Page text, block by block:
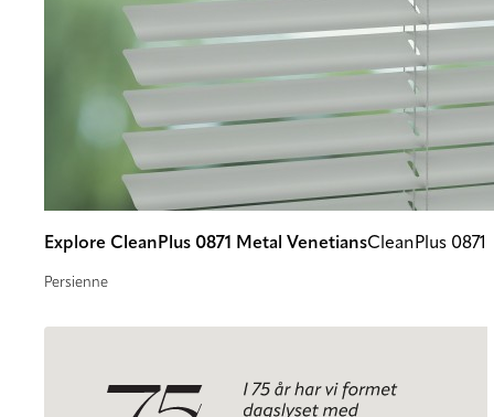
Explore CleanPlus 0871 Metal VenetiansCleanPlus 0871
Persienne